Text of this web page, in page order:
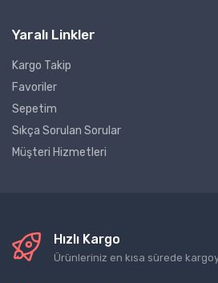
Yaralı Linkler
Kargo Takip
Favoriler
Sepetim
Sıkça Sorulan Sorular
Müşteri Hizmetleri
Hızlı Kargo
Ürünleriniz en kısa sürede